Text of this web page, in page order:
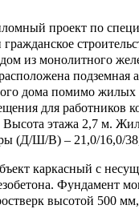
проект по
из монолитного
подземная
дома помимо жилых
для работников
этажа 2,7 м.
(Д/Ш/В) – 21,0/16,0/
каркасный с
Фундамент
высотой 500